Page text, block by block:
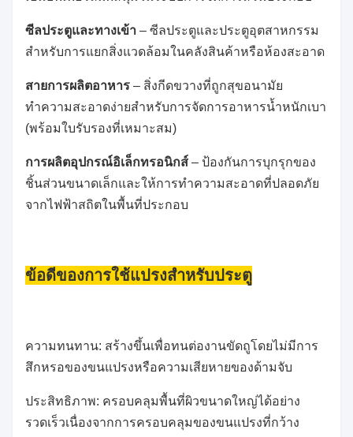
ซีลประตูและทางเข้า – ซีลประตูและประตูอุตสาหกรรม
สำหรับการแยกสิ่งแวดล้อมในคลังสินค้าหรือห้องสะอาด
สายการผลิตอาหาร – สิ่งกีดขวางที่ถูกสุขอนามัย
ทำความสะอาดง่ายสำหรับการจัดการอาหารน้ำหนักเบา
(พร้อมใบรับรองที่เหมาะสม)
การผลิตอุปกรณ์อิเล็กทรอนิกส์ – ป้องกันการบุกรุกของ
ชิ้นส่วนขนาดเล็กและให้การทำความสะอาดที่ปลอดภัย
จากไฟฟ้าสถิตในพื้นที่ประกอบ
ข้อดีของการใช้แปรงสำหรับประตู
ความทนทาน: สร้างขึ้นเพื่อทนต่องานขัดถูโดยไม่มีการ
สึกหรอของขนแปรงหรือความเสียหายของด้ามจับ
ประสิทธิภาพ: ครอบคลุมพื้นที่ผิวขนาดใหญ่ได้อย่าง
รวดเร็วเนื่องจากการครอบคลุมของขนแปรงที่กว้าง